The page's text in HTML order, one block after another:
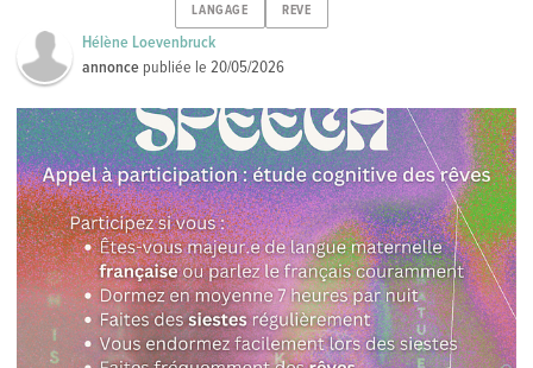
LANGAGE REVE
Hélène Loevenbruck
annonce publiée le20/05/2026